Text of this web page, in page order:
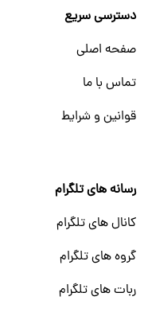
دسترسی سریع
صفحه اصلی
تماس با ما
قوانین و شرایط
رسانه های تلگرام
کانال های تلگرام
گروه های تلگرام
ربات های تلگرام